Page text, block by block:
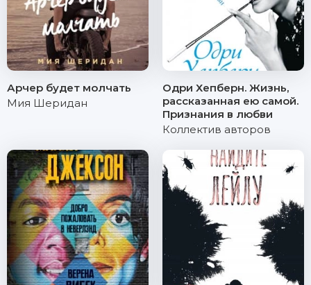
Арчер будет молчать
Мия Шеридан
Одри Хепберн. Жизнь,
рассказанная ею самой.
Признания в любви
Коллектив авторов